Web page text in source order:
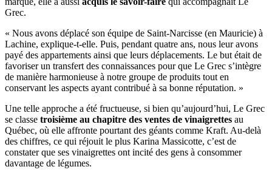
Grec.
« Nous avons déplacé son équipe de Saint-Narcisse (en Mauricie) à
Lachine, explique-t-elle. Puis, pendant quatre ans, nous leur avons
payé des appartements ainsi que leurs déplacements. Le but était de
favoriser un transfert des connaissances pour que Le Grec s’intègre
de manière harmonieuse à notre groupe de produits tout en
conservant les aspects ayant contribué à sa bonne réputation. »
Une telle approche a été fructueuse, si bien qu’aujourd’hui, Le Grec
se classe troisième au chapitre des ventes de vinaigrettes au
Québec, où elle affronte pourtant des géants comme Kraft. Au-delà
des chiffres, ce qui réjouit le plus Karina Massicotte, c’est de
constater que ses vinaigrettes ont incité des gens à consommer
davantage de légumes.